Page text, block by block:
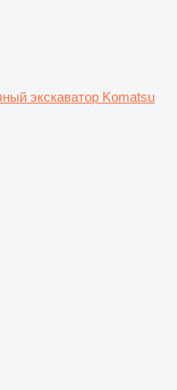
экскаватор Komatsu